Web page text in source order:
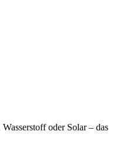
oder Solar – das